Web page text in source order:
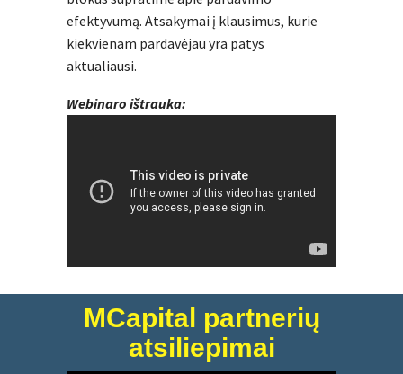
efektyvumą. Atsakymai į klausimus, kurie
kiekvienam pardavėjau yra patys
aktualiausi.
Webinaro ištrauka:
MCapital partnerių
atsiliepimai